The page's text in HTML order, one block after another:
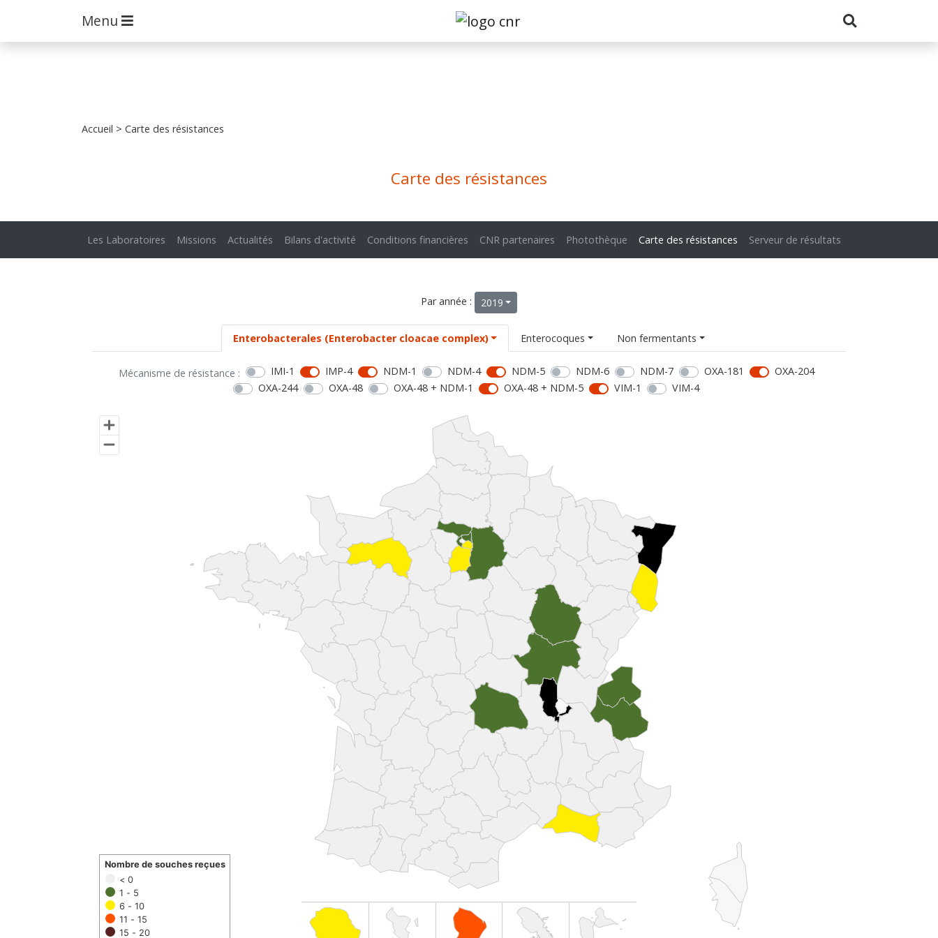
Menu
Accueil > Carte des résistances
Carte des résistances
Les Laboratoires Missions Actualités Bilans d'activité Conditions financières CNR partenaires Photothèque Carte des résistances Serveur de résultats
Par année : 2019
Enterobacterales (Enterobacter cloacae complex) Enterocoques Non fermentants
Mécanisme de résistance : IMI-1 IMP-4 NDM-1 NDM-4 NDM-5 NDM-6 NDM-7 OXA-181
OXA-204
OXA-244
OXA-48 OXA-48 + NDM-1 OXA-48 + NDM-5 VIM-1 VIM-4
< 0
1 - 5
6 - 10
11 - 15
15 - 20
Nombre de souches reçues